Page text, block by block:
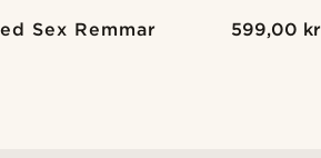
Sex Remmar 599,00 kr